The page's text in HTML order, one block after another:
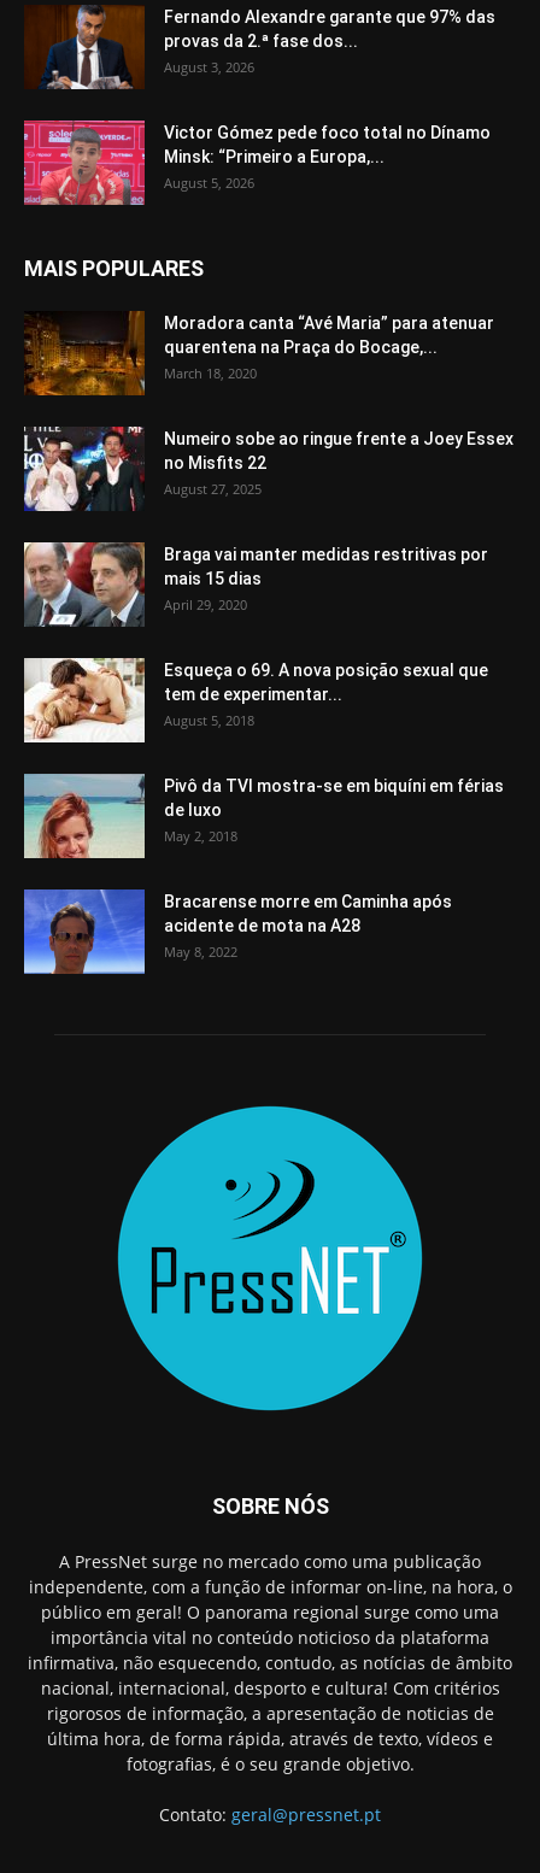
Fernando Alexandre garante que 97% das
provas da 2.ª fase dos...
August 3, 2026
Victor Gómez pede foco total no Dínamo
Minsk: “Primeiro a Europa,...
August 5, 2026
MAIS POPULARES
Moradora canta “Avé Maria” para atenuar
quarentena na Praça do Bocage,...
March 18, 2020
Numeiro sobe ao ringue frente a Joey Essex
no Misfits 22
August 27, 2025
Braga vai manter medidas restritivas por
mais 15 dias
April 29, 2020
Esqueça o 69. A nova posição sexual que
tem de experimentar...
August 5, 2018
Pivô da TVI mostra-se em biquíni em férias
de luxo
May 2, 2018
Bracarense morre em Caminha após
acidente de mota na A28
May 8, 2022
SOBRE NÓS
A PressNet surge no mercado como uma publicação
independente, com a função de informar on-line, na hora, o
público em geral! O panorama regional surge como uma
importância vital no conteúdo noticioso da plataforma
infirmativa, não esquecendo, contudo, as notícias de âmbito
nacional, internacional, desporto e cultura! Com critérios
rigorosos de informação, a apresentação de noticias de
última hora, de forma rápida, através de texto, vídeos e
fotografias, é o seu grande objetivo.
Contato: geral@pressnet.pt